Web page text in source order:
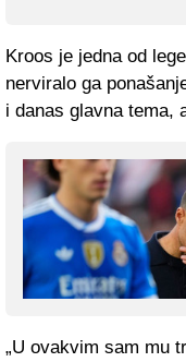
Kroos je jedna od
nerviralo ga
i danas glavna tema,
„U ovakvim sam mu